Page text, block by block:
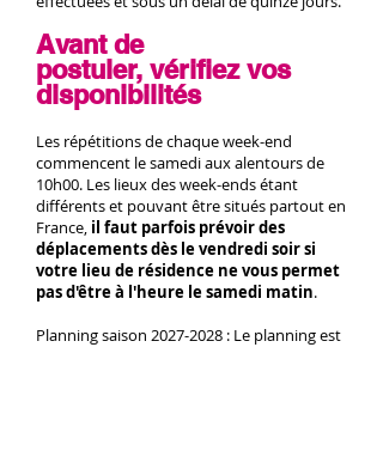
Avant de
postuler, vérifiezvos
disponibilités
Les répétitions de chaque week-end
commencent le samedi aux alentours de
10h00. Les lieux des week-ends étant
différents et pouvant être situés partout en
France, il faut parfois prévoir des
déplacements dès le vendredi soir si
votre lieu de résidence ne vous permet
pas d'être à l'heure le samedi matin.
Planning saison 2027-2028 : Le planning est